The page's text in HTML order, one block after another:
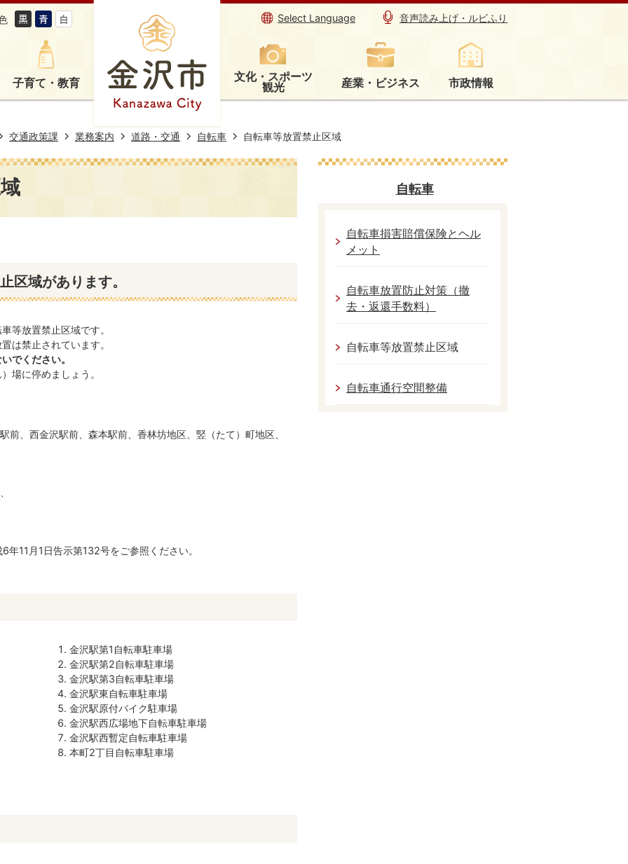
Select Language 音声読み上げ・ルビふり
子育て・教育 文化・スポーツ
観光 産業・ビジネス 市政情報
交通政策課 業務案内 道路・交通 自転車 自転車等放置禁止区域
区域があります。
等放置禁止区域です。
は禁止されています。
でください。
場に停めましょう。
前、西金沢駅前、森本駅前、香林坊地区、竪（たて）町地区、
11月1日告示第132号をご参照ください。
金沢駅第1自転車駐車場
金沢駅第2自転車駐車場
金沢駅第3自転車駐車場
金沢駅東自転車駐車場
金沢駅原付バイク駐車場
金沢駅西広場地下自転車駐車場
金沢駅西暫定自転車駐車場
本町2丁目自転車駐車場
自転車
自転車損害賠償保険とヘル
メット
自転車放置防止対策（撤
去・返還手数料）
自転車等放置禁止区域
自転車通行空間整備